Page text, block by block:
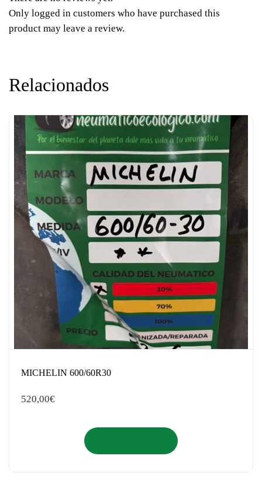
Only logged in customers who have purchased this
product may leave a review.
Relacionados
MICHELIN 600/60R30
520,00€